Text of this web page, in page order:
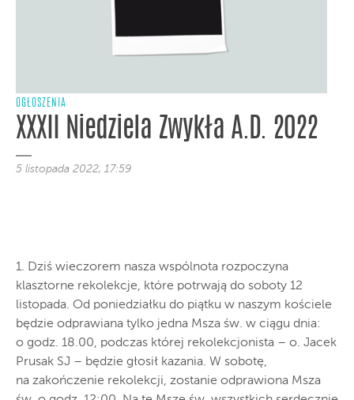
OGŁOSZENIA
XXXII Niedziela Zwykła A.D. 2022
5 listopada 2022, 17:59
1. Dziś wieczorem nasza wspólnota rozpoczyna
klasztorne rekolekcje, które potrwają do soboty 12
listopada. Od poniedziałku do piątku w naszym kościele
będzie odprawiana tylko jedna Msza św. w ciągu dnia:
o godz. 18.00, podczas której rekolekcjonista – o. Jacek
Prusak SJ – będzie głosił kazania. W sobotę,
na zakończenie rekolekcji, zostanie odprawiona Msza